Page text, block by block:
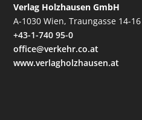
Verlag Holzhausen GmbH
A-1030 Wien, Traungasse 14-16
+43-1-740 95-0
office@verkehr.co.at
www.verlagholzhausen.at